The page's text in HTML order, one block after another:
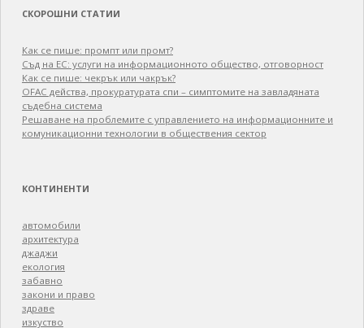
СКОРОШНИ СТАТИИ
Как се пише: промпт или промт?
Съд на ЕС: услуги на информационното общество, отговорност
Как се пише: чекрък или чакрък?
OFAC действа, прокуратурата спи – симптомите на завладяната
съдебна система
Решаване на проблемите с управлението на информационните и
комуникационни технологии в обществения сектор
КОНТИНЕНТИ
автомобили
архитектура
джаджи
екология
забавно
закони и право
здраве
изкуство